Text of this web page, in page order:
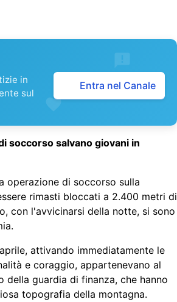
in
sul
Entra nel Canale
soccorso salvano giovani in
operazione di soccorso sulla
rimasti bloccati a 2.400 metri di
con l'avvicinarsi della notte, si sono
attivando immediatamente le
e coraggio, appartenevano al
guardia di finanza, che hanno
topografia della montagna.